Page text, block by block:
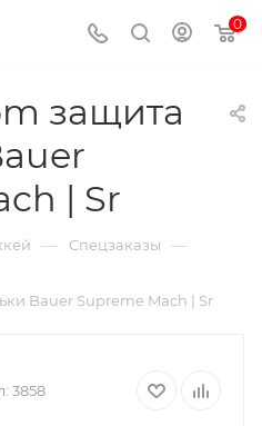
0
защита
| Sr
— Спецзаказы —
Bauer Supreme Mach | Sr
3858